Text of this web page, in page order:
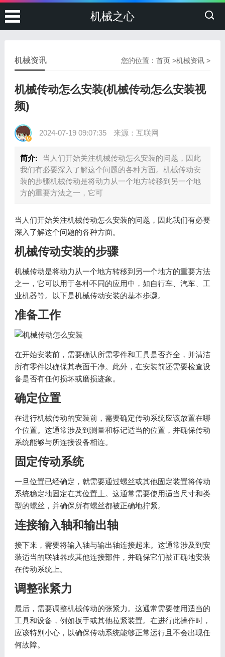
机械之心
您的位置：首页 >机械资讯 >
机械资讯
机械传动怎么安装(机械传动怎么安装视
频)
2024-07-19 09:07:35 来源：互联网
简介:
当人们开始关注机械传动怎么安装的问题，因此
我们有必要深入了解这个问题的各种方面。机械传动安
装的步骤机械传动是将动力从一个地方转移到另一个地
方的重要方法之一，它可
当人们开始关注机械传动怎么安装的问题，因此我们有必要
深入了解这个问题的各种方面。
机械传动安装的步骤
机械传动是将动力从一个地方转移到另一个地方的重要方法
之一，它可以用于各种不同的应用中，如自行车、汽车、工
业机器等。以下是机械传动安装的基本步骤。
准备工作
在开始安装前，需要确认所需零件和工具是否齐全，并清洁
所有零件以确保其表面干净。此外，在安装前还需要检查设
备是否有任何损坏或磨损迹象。
确定位置
在进行机械传动的安装前，需要确定传动系统应该放置在哪
个位置。这通常涉及到测量和标记适当的位置，并确保传动
系统能够与所连接设备相连。
固定传动系统
一旦位置已经确定，就需要通过螺丝或其他固定装置将传动
系统稳定地固定在其位置上。这通常需要使用适当尺寸和类
型的螺丝，并确保所有螺丝都被正确地拧紧。
连接输入轴和输出轴
接下来，需要将输入轴与输出轴连接起来。这通常涉及到安
装适当的联轴器或其他连接部件，并确保它们被正确地安装
在传动系统上。
调整张紧力
最后，需要调整机械传动的张紧力。这通常需要使用适当的
工具和设备，例如扳手或其他拉紧装置。在进行此操作时，
应该特别小心，以确保传动系统能够正常运行且不会出现任
何故障。